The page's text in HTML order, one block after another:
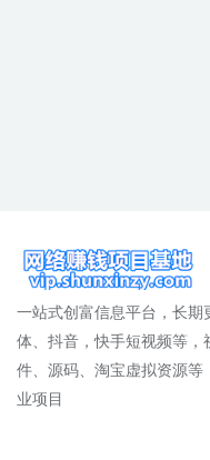
一站式创富信息平台，长期
体、抖音，快手短视频等，
件、源码、淘宝虚拟资源等
业项目